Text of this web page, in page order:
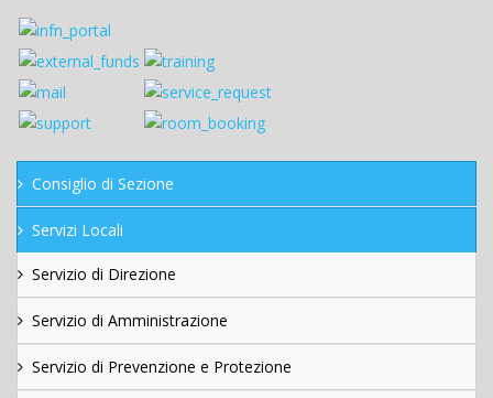
Consiglio di Sezione
Servizi Locali
Servizio di Direzione
Servizio di Amministrazione
Servizio di Prevenzione e Protezione